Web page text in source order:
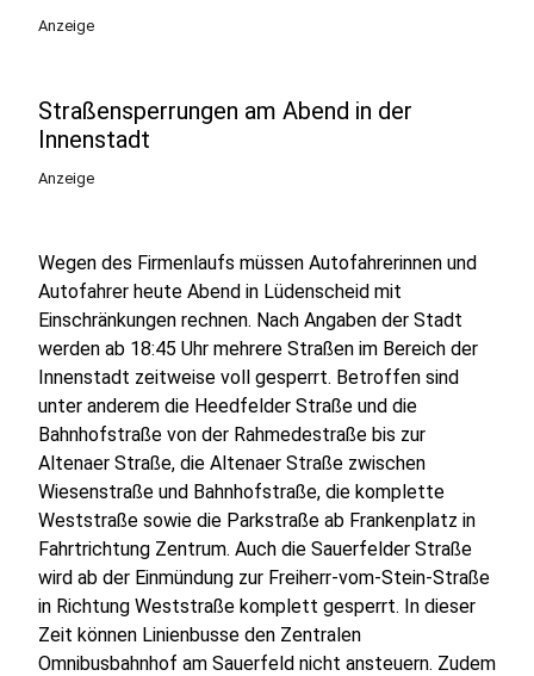
Anzeige
Straßensperrungen am Abend in der
Innenstadt
Anzeige
Wegen des Firmenlaufs müssen Autofahrerinnen und
Autofahrer heute Abend in Lüdenscheid mit
Einschränkungen rechnen. Nach Angaben der Stadt
werden ab 18:45 Uhr mehrere Straßen im Bereich der
Innenstadt zeitweise voll gesperrt. Betroffen sind
unter anderem die Heedfelder Straße und die
Bahnhofstraße von der Rahmedestraße bis zur
Altenaer Straße, die Altenaer Straße zwischen
Wiesenstraße und Bahnhofstraße, die komplette
Weststraße sowie die Parkstraße ab Frankenplatz in
Fahrtrichtung Zentrum. Auch die Sauerfelder Straße
wird ab der Einmündung zur Freiherr-vom-Stein-Straße
in Richtung Weststraße komplett gesperrt. In dieser
Zeit können Linienbusse den Zentralen
Omnibusbahnhof am Sauerfeld nicht ansteuern. Zudem